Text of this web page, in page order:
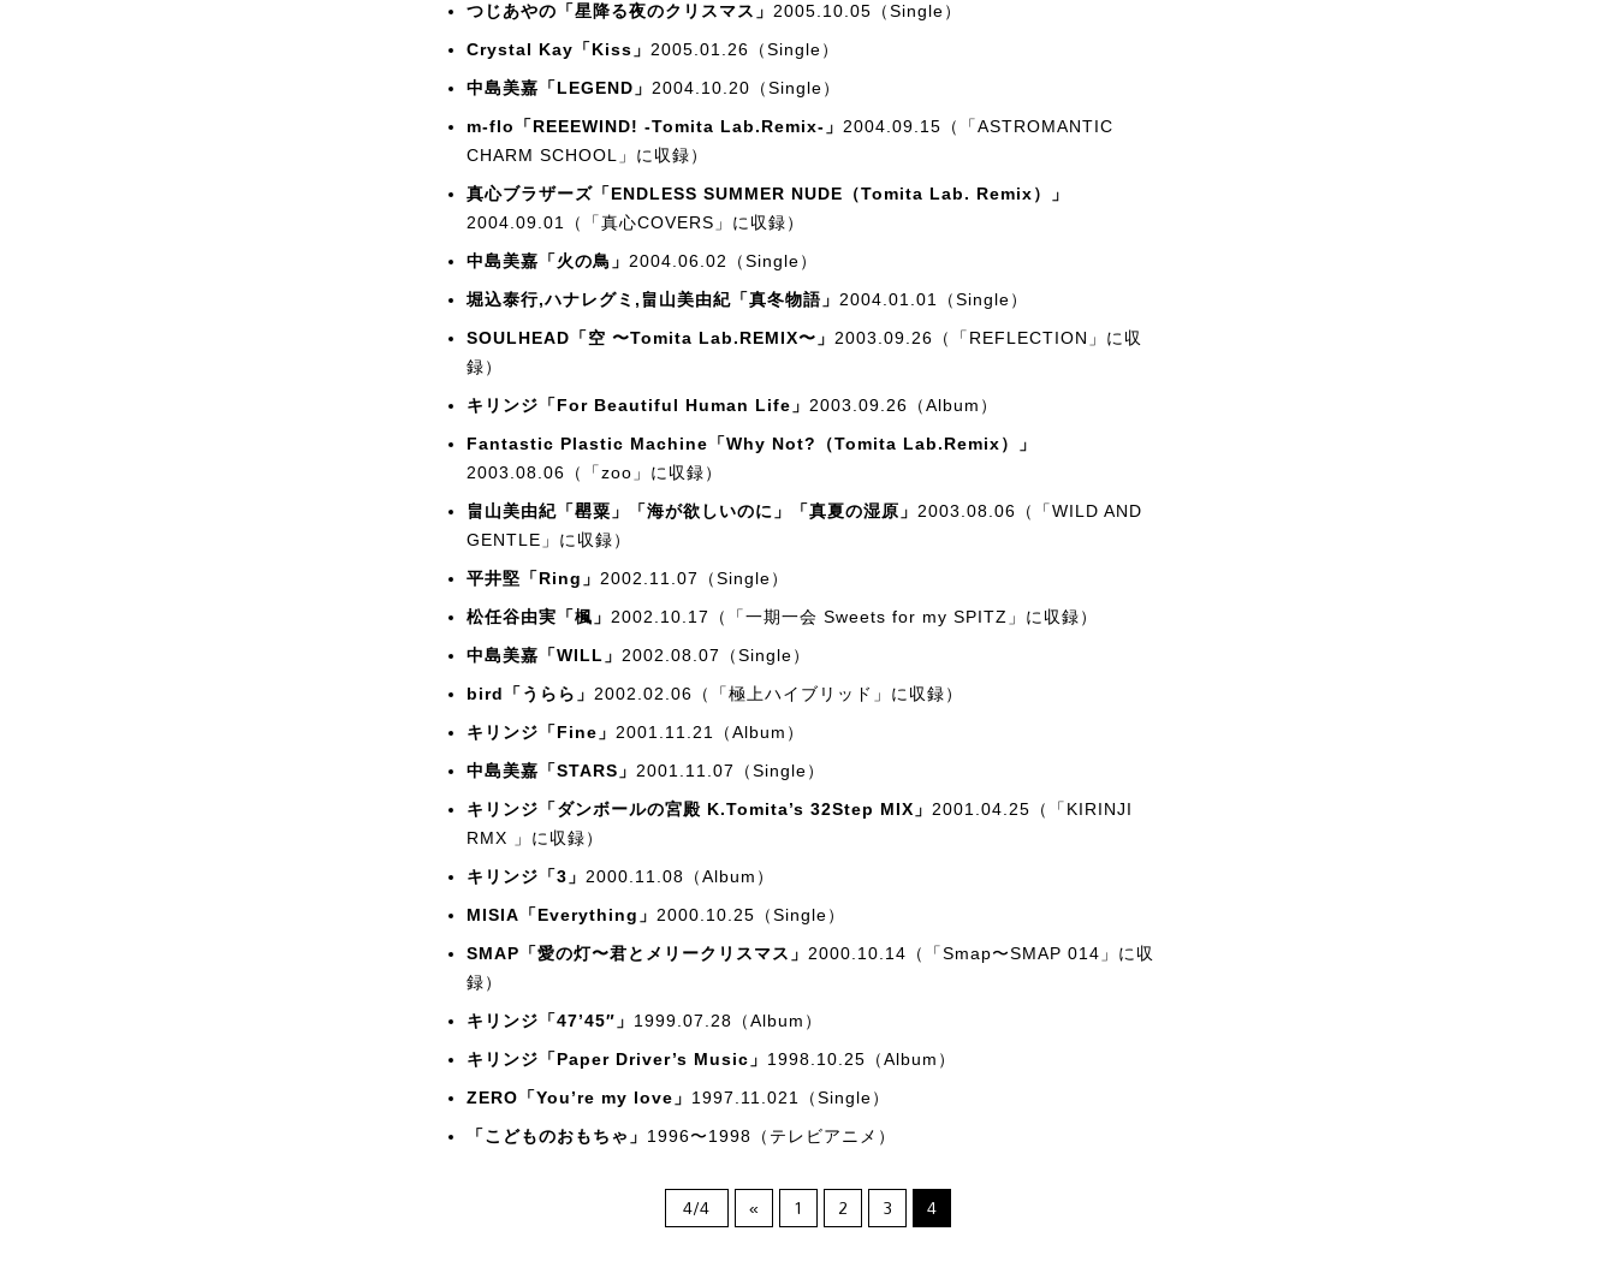
つじあやの「星降る夜のクリスマス」 2005.10.05（Single）
Crystal Kay「Kiss」 2005.01.26（Single）
中島美嘉「LEGEND」 2004.10.20（Single）
m-flo「REEEWIND! -Tomita Lab.Remix-」 2004.09.15（「ASTROMANTIC
CHARM SCHOOL」に収録）
真心ブラザーズ「ENDLESS SUMMER NUDE（Tomita Lab. Remix）」
2004.09.01（「真心COVERS」に収録）
中島美嘉「火の鳥」 2004.06.02（Single）
堀込泰行,ハナレグミ,畠山美由紀「真冬物語」 2004.01.01（Single）
SOULHEAD「空 〜Tomita Lab.REMIX〜」 2003.09.26（「REFLECTION」に収
録）
キリンジ「For Beautiful Human Life」 2003.09.26（Album）
Fantastic Plastic Machine「Why Not?（Tomita Lab.Remix）」
2003.08.06（「zoo」に収録）
畠山美由紀「罌粟」「海が欲しいのに」「真夏の湿原」 2003.08.06（「WILD AND
GENTLE」に収録）
平井堅「Ring」 2002.11.07（Single）
松任谷由実「楓」 2002.10.17（「一期一会 Sweets for my SPITZ」に収録）
中島美嘉「WILL」 2002.08.07（Single）
bird「うらら」 2002.02.06（「極上ハイブリッド」に収録）
キリンジ「Fine」 2001.11.21（Album）
中島美嘉「STARS」 2001.11.07（Single）
キリンジ「ダンボールの宮殿 K.Tomita’s 32Step MIX」 2001.04.25（「KIRINJI
RMX 」に収録）
キリンジ「3」 2000.11.08（Album）
MISIA「Everything」 2000.10.25（Single）
SMAP「愛の灯〜君とメリークリスマス」 2000.10.14（「Smap〜SMAP 014」に収
録）
キリンジ「47’45″」 1999.07.28（Album）
キリンジ「Paper Driver’s Music」 1998.10.25（Album）
ZERO「You’re my love」 1997.11.021（Single）
「こどものおもちゃ」 1996〜1998（テレビアニメ）
4/4 « 1 2 3 4